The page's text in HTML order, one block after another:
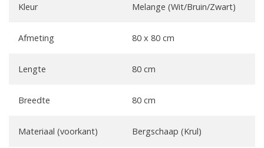
Kleur Melange (Wit/Bruin/Zwart)
Afmeting 80 x 80 cm
Lengte 80 cm
Breedte 80 cm
Materiaal (voorkant) Bergschaap (Krul)